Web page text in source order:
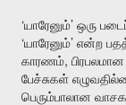
‘யாரேனும்’ ஒரு
‘யாரேனும்’ என்ற
காரணம், பிரபலமான
பேச்சுகள்
பெரும்பாலான